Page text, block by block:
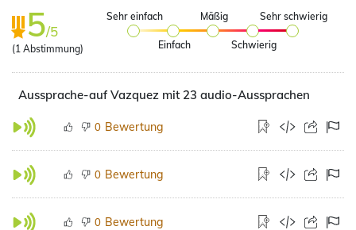
5/5
(1 Abstimmung)
Sehr einfach
Einfach
Mäßig
Schwierig
Sehr schwierig
Aussprache-auf Vazquez mit 23 audio-Aussprachen
0 Bewertung
0 Bewertung
0 Bewertung